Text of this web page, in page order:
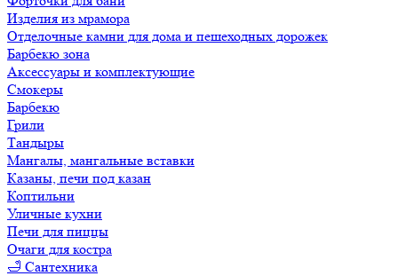
Изделия из мрамора
Отделочные камни для дома и пешеходных дорожек
Барбекю зона
Аксессуары и комплектующие
Смокеры
Барбекю
Грили
Тандыры
Мангалы, мангальные вставки
Казаны, печи под казан
Коптильни
Уличные кухни
Печи для пиццы
Очаги для костра
🛁 Сантехника